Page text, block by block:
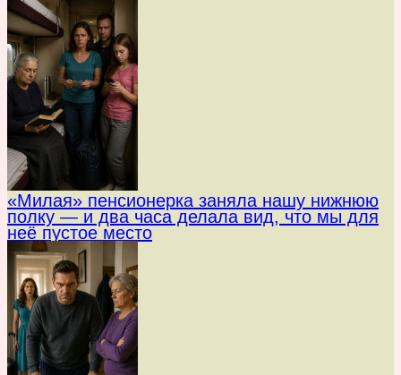
«Милая» пенсионерка заняла нашу нижнюю
полку — и два часа делала вид, что мы для
неё пустое место